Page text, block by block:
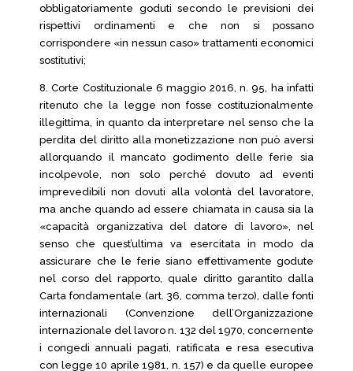
obbligatoriamente goduti secondo le previsioni dei
rispettivi ordinamenti e che non si possano
corrispondere «in nessun caso» trattamenti economici
sostitutivi;
8. Corte Costituzionale 6 maggio 2016, n. 95, ha infatti
ritenuto che la legge non fosse costituzionalmente
illegittima, in quanto da interpretare nel senso che la
perdita del diritto alla monetizzazione non può aversi
allorquando il mancato godimento delle ferie sia
incolpevole, non solo perché dovuto ad eventi
imprevedibili non dovuti alla volontà del lavoratore,
ma anche quando ad essere chiamata in causa sia la
«capacità organizzativa del datore di lavoro», nel
senso che quest’ultima va esercitata in modo da
assicurare che le ferie siano effettivamente godute
nel corso del rapporto, quale diritto garantito dalla
Carta fondamentale (art. 36, comma terzo), dalle fonti
internazionali (Convenzione dell’Organizzazione
internazionale del lavoro n. 132 del 1970, concernente
i congedi annuali pagati, ratificata e resa esecutiva
con legge 10 aprile 1981, n. 157) e da quelle europee